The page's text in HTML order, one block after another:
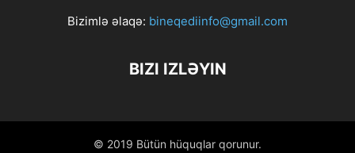
Bizimlə əlaqə: bineqediinfo@gmail.com
BIZI IZLƏYIN
© 2019 Bütün hüquqlar qorunur.